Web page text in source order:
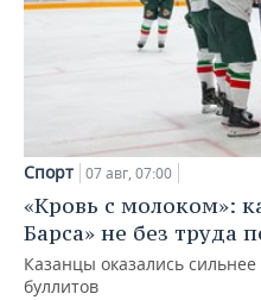
Спорт 07 авг, 07:00
«Кровь с молоком»:
Барса» не без труда
Казанцы оказались
буллитов